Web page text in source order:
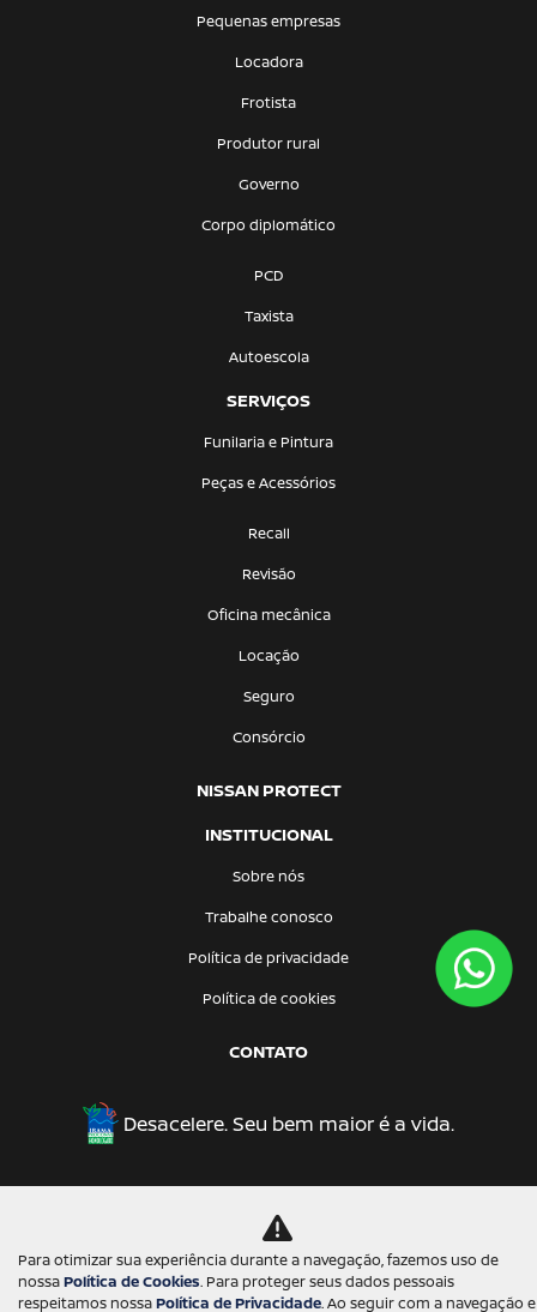
Pequenas empresas
Locadora
Frotista
Produtor rural
Governo
Corpo diplomático
PCD
Taxista
Autoescola
SERVIÇOS
Funilaria e Pintura
Peças e Acessórios
Recall
Revisão
Oficina mecânica
Locação
Seguro
Consórcio
NISSAN PROTECT
INSTITUCIONAL
Sobre nós
Trabalhe conosco
Política de privacidade
Política de cookies
CONTATO
Desacelere. Seu bem maior é a vida.
Desenvolvido pela DEALERSPACE ® Direitos Reservados.
Para otimizar sua experiência durante a navegação, fazemos uso de
nossaPolítica de Cookies. Para proteger seus dados pessoais
respeitamos nossaPolítica de Privacidade. Ao seguir com a navegação e